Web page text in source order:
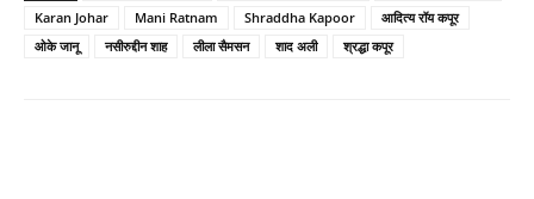
Karan Johar
Mani Ratnam Shraddha Kapoor
आदित्य रॉय कपूर
ओके जानू
नसीरुद्दीन शाह लीला सैमसन शाद अली श्रद्धा कपूर